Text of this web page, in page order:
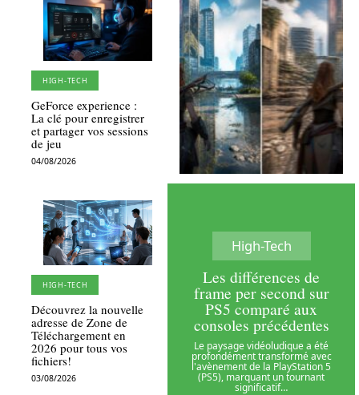
HIGH-TECH
GeForce experience :
La clé pour enregistrer
et partager vos sessions
de jeu
04/08/2026
HIGH-TECH
Découvrez la nouvelle
adresse de Zone de
Téléchargement en
2026 pour tous vos
fichiers!
03/08/2026
High-Tech
Les différences de
frame per second sur
PS5 comparé aux
consoles précédentes
Le paysage vidéoludique a été
profondément transformé avec
l'avènement de la PlayStation 5
(PS5), marquant un tournant
significatif…